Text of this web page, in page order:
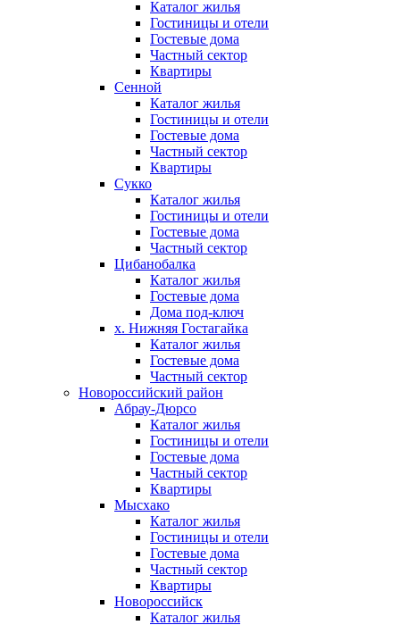
Каталог жилья
Гостиницы и отели
Гостевые дома
Частный сектор
Квартиры
Сенной
Каталог жилья
Гостиницы и отели
Гостевые дома
Частный сектор
Квартиры
Сукко
Каталог жилья
Гостиницы и отели
Гостевые дома
Частный сектор
Цибанобалка
Каталог жилья
Гостевые дома
Дома под-ключ
х. Нижняя Гостагайка
Каталог жилья
Гостевые дома
Частный сектор
Новороссийский район
Абрау-Дюрсо
Каталог жилья
Гостиницы и отели
Гостевые дома
Частный сектор
Квартиры
Мысхако
Каталог жилья
Гостиницы и отели
Гостевые дома
Частный сектор
Квартиры
Новороссийск
Каталог жилья